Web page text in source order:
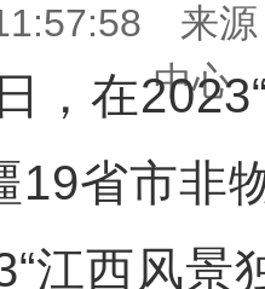
来源
中心
在2023“
19省市非
江西风景